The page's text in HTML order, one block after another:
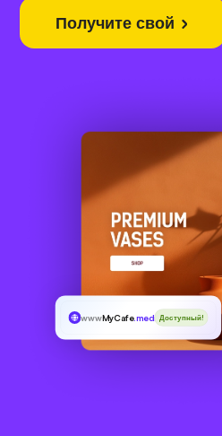
Получите свой
wwwMyCafe.mediaДоступный!